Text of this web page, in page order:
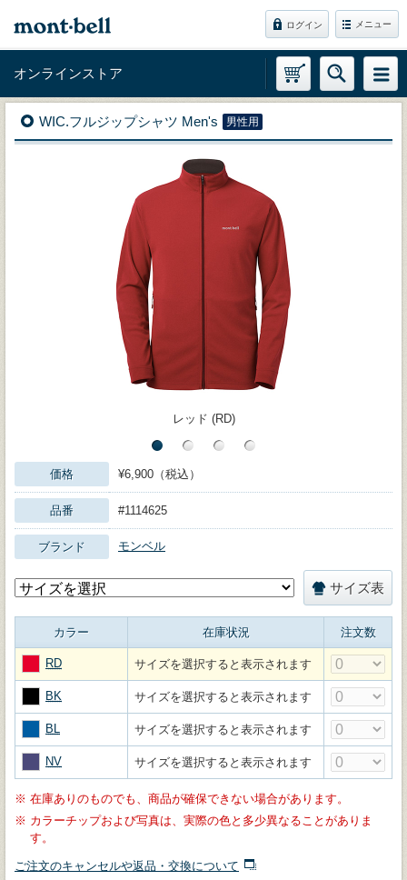
ログイン メニュー
オンラインストア
WIC.フルジップシャツ Men's 男性用
レッド (RD)
価格 ¥6,900（税込）
品番 #1114625
ブランド モンベル
サイズ表
カラー 在庫状況 注文数
RD サイズを選択すると表示されます
BK サイズを選択すると表示されます
BL サイズを選択すると表示されます
NV サイズを選択すると表示されます
※ 在庫ありのものでも、商品が確保できない場合があります。
※ カラーチップおよび写真は、実際の色と多少異なることがありま
す。
ご注文のキャンセルや返品・交換について